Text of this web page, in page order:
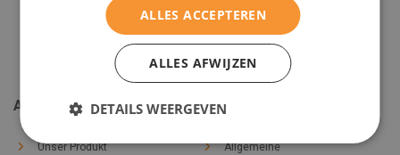
Allgemein
Unser Produkt
Allgemeine
ALLES ACCEPTEREN
ALLES AFWIJZEN
DETAILS WEERGEVEN